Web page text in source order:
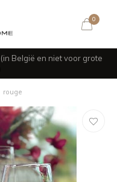
0
(in België en niet voor grote
rouge